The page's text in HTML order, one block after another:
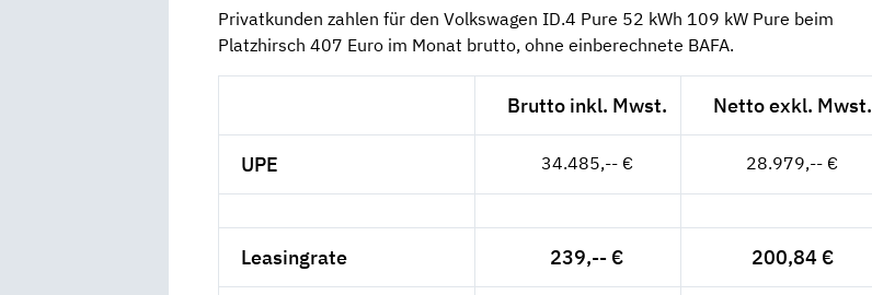
Privatkunden zahlen für den Volkswagen ID.4 Pure 52 kWh 109 kW Pure beim
Platzhirsch 407 Euro im Monat brutto, ohne einberechnete BAFA.
Brutto inkl. Mwst. Netto exkl. Mwst.
UPE 34.485,-- € 28.979,-- €
Leasingrate 239,-- € 200,84 €